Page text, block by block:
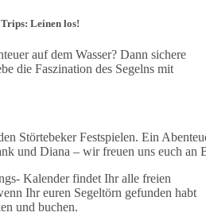
Leinen los!
auf dem Wasser? Dann sichere
die Faszination des Segelns mit
und Diana – wir freuen uns euch
Kalender findet Ihr alle freien
Ihr euren Segeltörn gefunden habt
und buchen.